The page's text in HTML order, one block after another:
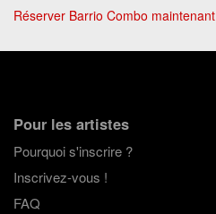
Réserver Barrio Combo maintenant
Pour les artistes
Pourquoi s'inscrire ?
Inscrivez-vous !
FAQ